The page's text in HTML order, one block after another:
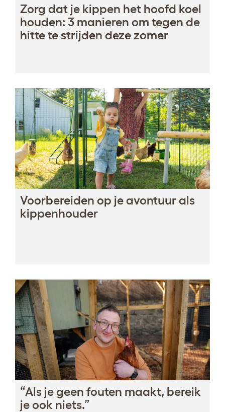
Zorg dat je kippen het hoofd koel
houden: 3 manieren om tegen de
hitte te strijden deze zomer
Voorbereiden op je avontuur als
kippenhouder
“Als je geen fouten maakt, bereik
je ook niets.”